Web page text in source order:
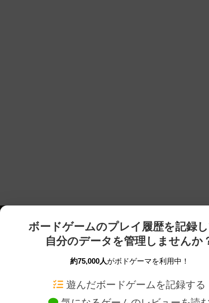
ボードゲームのプレイ履歴を記録し
自分のデータを管理しませんか
約75,000人がボドゲーマを利用中！
遊んだボードゲームを記録する